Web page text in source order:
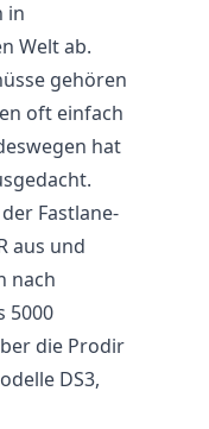
in
Welt ab.
gehören
oft einfach
hat
Fastlane-
aus und
nach
5000
die Prodir
DS3,